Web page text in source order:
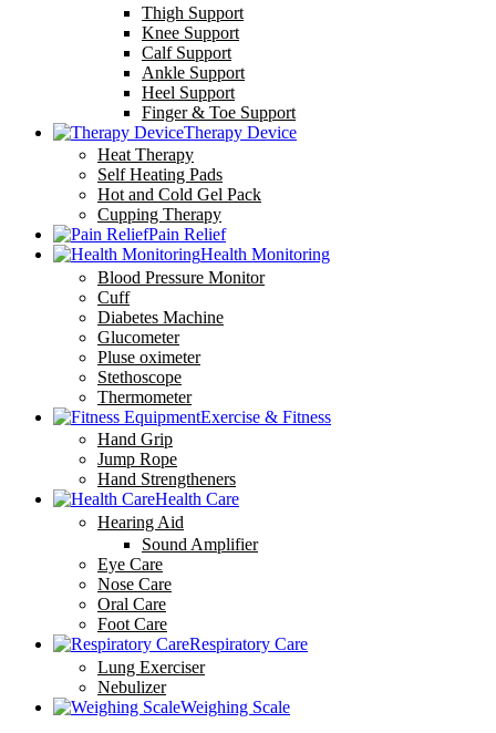
Thigh Support
Knee Support
Calf Support
Ankle Support
Heel Support
Finger & Toe Support
Therapy Device
Heat Therapy
Self Heating Pads
Hot and Cold Gel Pack
Cupping Therapy
Pain Relief
Health Monitoring
Blood Pressure Monitor
Cuff
Diabetes Machine
Glucometer
Pluse oximeter
Stethoscope
Thermometer
Exercise & Fitness
Hand Grip
Jump Rope
Hand Strengtheners
Health Care
Hearing Aid
Sound Amplifier
Eye Care
Nose Care
Oral Care
Foot Care
Respiratory Care
Lung Exerciser
Nebulizer
Weighing Scale